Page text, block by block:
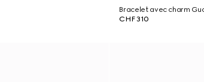
Bracelet avec charm
CHF 310